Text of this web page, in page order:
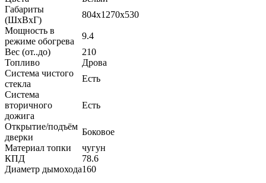
Габариты
(ШхВхГ)
804x1270x530
Мощность в
режиме обогрева
9.4
Вес (от..до)
210
Топливо
Дрова
Система чистого
стекла
Есть
Система
вторичного
дожига
Есть
Открытие/подъём
дверки
Боковое
Материал топки
чугун
КПД
78.6
Диаметр дымохода160